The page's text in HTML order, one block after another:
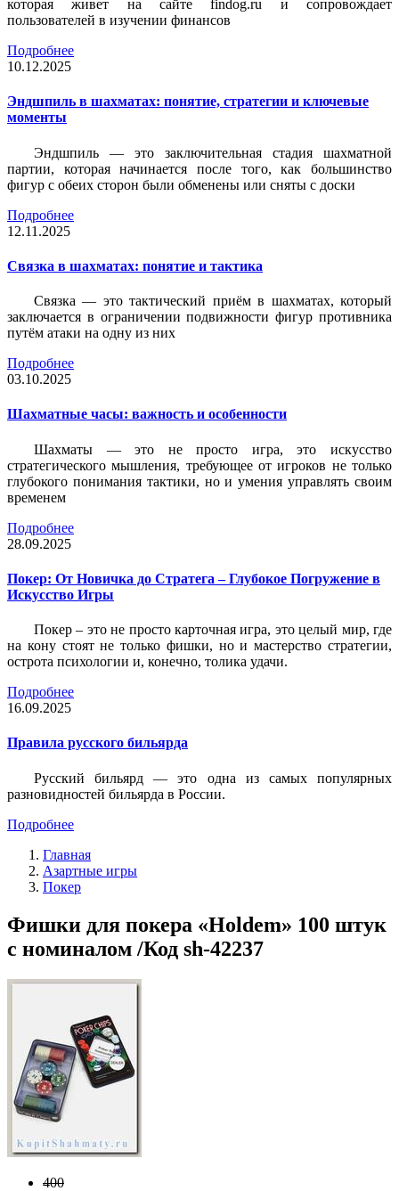
которая живет на сайте findog.ru и сопровождает
пользователей в изучении финансов
Подробнее
10.12.2025
Эндшпиль в шахматах: понятие, стратегии и ключевые
моменты
Эндшпиль — это заключительная стадия шахматной
партии, которая начинается после того, как большинство
фигур с обеих сторон были обменены или сняты с доски
Подробнее
12.11.2025
Связка в шахматах: понятие и тактика
Связка — это тактический приём в шахматах, который
заключается в ограничении подвижности фигур противника
путём атаки на одну из них
Подробнее
03.10.2025
Шахматные часы: важность и особенности
Шахматы — это не просто игра, это искусство
стратегического мышления, требующее от игроков не только
глубокого понимания тактики, но и умения управлять своим
временем
Подробнее
28.09.2025
Покер: От Новичка до Стратега – Глубокое Погружение в
Искусство Игры
Покер – это не просто карточная игра, это целый мир, где
на кону стоят не только фишки, но и мастерство стратегии,
острота психологии и, конечно, толика удачи.
Подробнее
16.09.2025
Правила русского бильярда
Русский бильярд — это одна из самых популярных
разновидностей бильярда в России.
Подробнее
Главная
Азартные игры
Покер
Фишки для покера «Holdem» 100 штук
с номиналом /Код sh-42237
400